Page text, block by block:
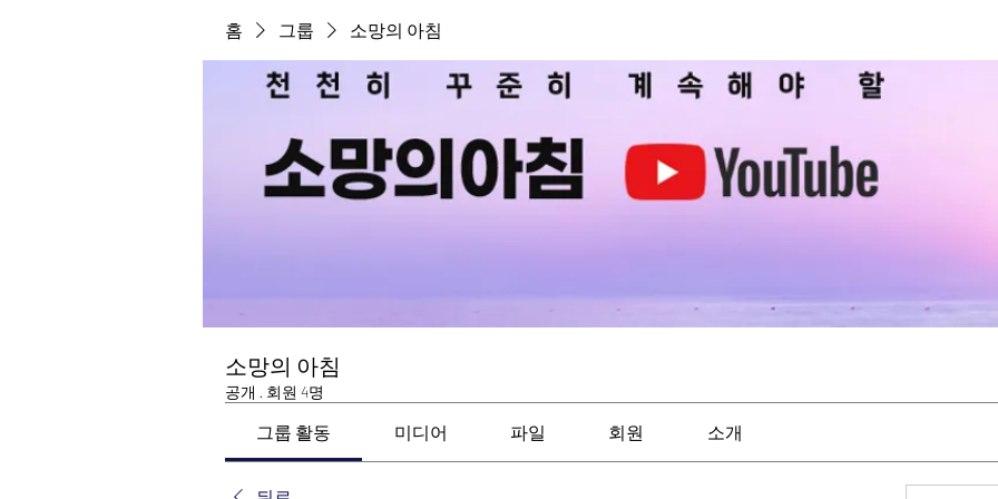
홈 그룹 소망의 아침
소망의 아침
공개 · 회원 4명
그룹 활동 미디어 파일 회원 소개